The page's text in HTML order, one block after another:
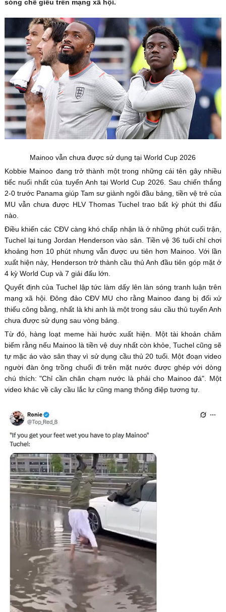
sóng chế giễu trên mạng xã hội.
Mainoo vẫn chưa được sử dụng tại World Cup 2026
Kobbie Mainoo đang trở thành một trong những cái tên gây nhiều
tiếc nuối nhất của tuyển Anh tại World Cup 2026. Sau chiến thắng
2-0 trước Panama giúp Tam sư giành ngôi đầu bảng, tiền vệ trẻ của
MU vẫn chưa được HLV Thomas Tuchel trao bất kỳ phút thi đấu
nào.
Điều khiến các CĐV càng khó chấp nhận là ở những phút cuối trận,
Tuchel lại tung Jordan Henderson vào sân. Tiền vệ 36 tuổi chỉ chơi
khoảng hơn 10 phút nhưng vẫn được ưu tiên hơn Mainoo. Với lần
xuất hiện này, Henderson trở thành cầu thủ Anh đầu tiên góp mặt ở
4 kỳ World Cup và 7 giải đấu lớn.
Quyết định của Tuchel lập tức làm dấy lên làn sóng tranh luận trên
mạng xã hội. Đông đảo CĐV MU cho rằng Mainoo đang bị đối xử
thiếu công bằng, nhất là khi anh là một trong sáu cầu thủ tuyển Anh
chưa được sử dụng sau vòng bảng.
Từ đó, hàng loạt meme hài hước xuất hiện. Một tài khoản châm
biếm rằng nếu Mainoo là tiền vệ duy nhất còn khỏe, Tuchel cũng sẽ
tự mặc áo vào sân thay vì sử dụng cầu thủ 20 tuổi. Một đoạn video
người đàn ông trồng chuối đi trên mặt nước được ghép với dòng
chú thích: "Chỉ cần chân chạm nước là phải cho Mainoo đá". Một
video khác về cây cầu lắc lư cũng mang thông điệp tương tự.